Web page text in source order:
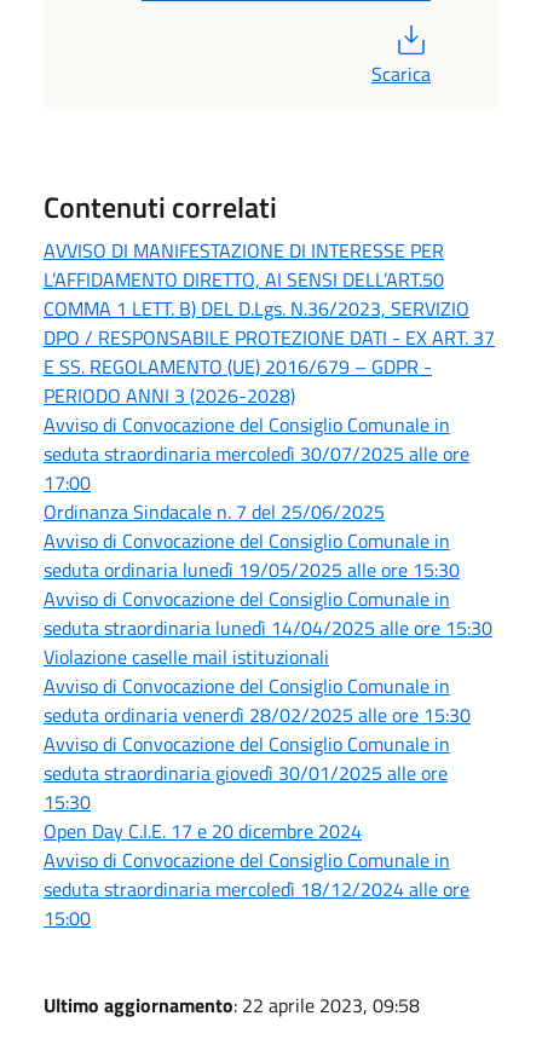
Scarica
Contenuti correlati
AVVISO DI MANIFESTAZIONE DI INTERESSE PER
L’AFFIDAMENTO DIRETTO, AI SENSI DELL’ART.50
COMMA 1 LETT. B) DEL D.Lgs. N.36/2023, SERVIZIO
DPO / RESPONSABILE PROTEZIONE DATI - EX ART. 37
E SS. REGOLAMENTO (UE) 2016/679 – GDPR -
PERIODO ANNI 3 (2026-2028)
Avviso di Convocazione del Consiglio Comunale in
seduta straordinaria mercoledì 30/07/2025 alle ore
17:00
Ordinanza Sindacale n. 7 del 25/06/2025
Avviso di Convocazione del Consiglio Comunale in
seduta ordinaria lunedì 19/05/2025 alle ore 15:30
Avviso di Convocazione del Consiglio Comunale in
seduta straordinaria lunedì 14/04/2025 alle ore 15:30
Violazione caselle mail istituzionali
Avviso di Convocazione del Consiglio Comunale in
seduta ordinaria venerdì 28/02/2025 alle ore 15:30
Avviso di Convocazione del Consiglio Comunale in
seduta straordinaria giovedì 30/01/2025 alle ore
15:30
Open Day C.I.E. 17 e 20 dicembre 2024
Avviso di Convocazione del Consiglio Comunale in
seduta straordinaria mercoledì 18/12/2024 alle ore
15:00
Ultimo aggiornamento: 22 aprile 2023, 09:58